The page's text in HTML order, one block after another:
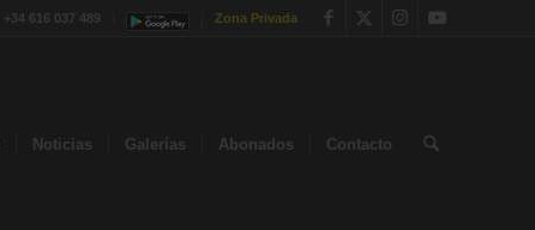
+34 616 037 489 Zona Privada
Noticias Galerías Abonados Contacto